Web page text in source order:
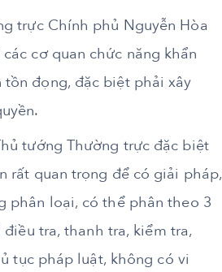
trực Chính phủ Nguyễn Hòa
cơ quan chức năng khẩn
đọng, đặc biệt phải xây
tướng Thường trực đặc biệt
rất quan trọng để có giải pháp,
phân loại, có thể phân theo 3
tra, thanh tra, kiểm tra,
tục pháp luật, không có vi